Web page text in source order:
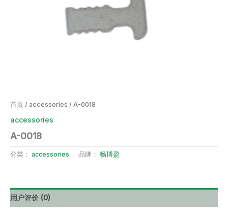
首页 / accessories / A-0018
accessories
A-0018
分类： accessories 品牌： 畅博盈
用户评价 (0)